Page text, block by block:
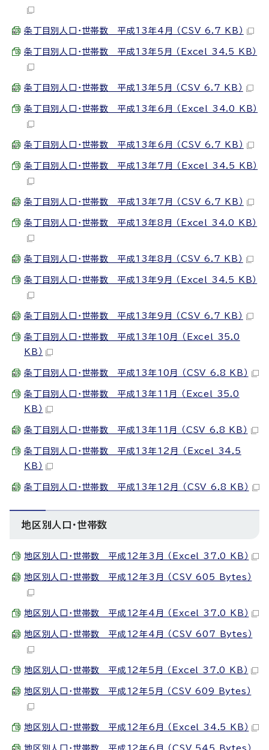
条丁目別人口・世帯数 平成13年4月 （CSV 6.7 KB）
条丁目別人口・世帯数 平成13年5月 （Excel 34.5 KB）
条丁目別人口・世帯数 平成13年5月 （CSV 6.7 KB）
条丁目別人口・世帯数 平成13年6月 （Excel 34.0 KB）
条丁目別人口・世帯数 平成13年6月 （CSV 6.7 KB）
条丁目別人口・世帯数 平成13年7月 （Excel 34.5 KB）
条丁目別人口・世帯数 平成13年7月 （CSV 6.7 KB）
条丁目別人口・世帯数 平成13年8月 （Excel 34.0 KB）
条丁目別人口・世帯数 平成13年8月 （CSV 6.7 KB）
条丁目別人口・世帯数 平成13年9月 （Excel 34.5 KB）
条丁目別人口・世帯数 平成13年9月 （CSV 6.7 KB）
条丁目別人口・世帯数 平成13年10月 （Excel 35.0
KB）
条丁目別人口・世帯数 平成13年10月 （CSV 6.8 KB）
条丁目別人口・世帯数 平成13年11月 （Excel 35.0
KB）
条丁目別人口・世帯数 平成13年11月 （CSV 6.8 KB）
条丁目別人口・世帯数 平成13年12月 （Excel 34.5
KB）
条丁目別人口・世帯数 平成13年12月 （CSV 6.8 KB）
地区別人口・世帯数
地区別人口・世帯数 平成12年3月 （Excel 37.0 KB）
地区別人口・世帯数 平成12年3月 （CSV 605 Bytes）
地区別人口・世帯数 平成12年4月 （Excel 37.0 KB）
地区別人口・世帯数 平成12年4月 （CSV 607 Bytes）
地区別人口・世帯数 平成12年5月 （Excel 37.0 KB）
地区別人口・世帯数 平成12年5月 （CSV 609 Bytes）
地区別人口・世帯数 平成12年6月 （Excel 34.5 KB）
地区別人口・世帯数 平成12年6月 （CSV 545 Bytes）